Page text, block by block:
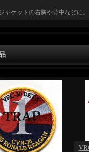
ャケットの右胸や背中などに。